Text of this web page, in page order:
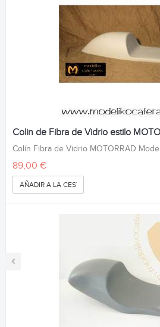
‹
Colin de Fibra de Vidrio estilo
Colín Fibra de Vidrio MOTORRAD
89,00 €
AÑADIR A LA CESTA